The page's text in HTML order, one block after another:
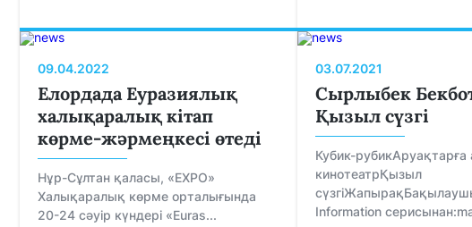
09.04.2022
Елордада Еуразиялық
халықаралық кітап
көрме-жәрмеңкесі өтеді
Нұр-Сұлтан қаласы, «EXPO»
Халықаралық көрме орталығында
20-24 сәуір күндері «Euras...
03.07.2021
Сырлыбек
Қызыл сүзгі
Кубик-рубикАруақтарға
кинотеатрҚызыл
Information